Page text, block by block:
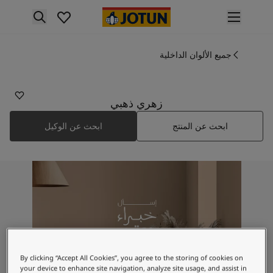
nav label
منتجات الدهان الداخلي
الألوان
ألوان الدهانات الداخلية
جميع ألوان الديكور الداخلي
ألوان الدهانات الخارجية
الإلهام
إلهام ألوان الدهان الخارجي
جميع الألوان الداخلية
زهري ذهبي
ابحث عن المنتج ابحث عن الوكيل
By clicking “Accept All Cookies”, you agree to the storing of cookies on
your device to enhance site navigation, analyze site usage, and assist in